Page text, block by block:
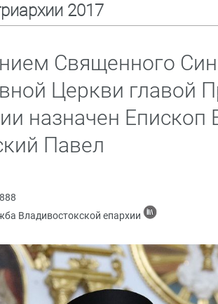
2017
Священного
Церкви главой
назначен Епископ
Павел
Владивостокской епархии